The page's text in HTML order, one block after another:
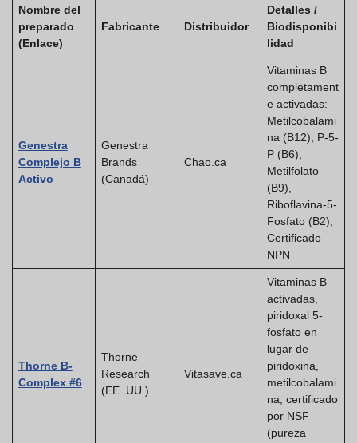
Nombre del
preparado
(Enlace)
Fabricante Distribuidor
Detalles /
Biodisponibi
lidad
Genestra
Complejo B
Activo
Genestra
Brands
(Canadá)
Chao.ca
Vitaminas B
completament
e activadas:
Metilcobalami
na (B12), P-5-
P (B6),
Metilfolato
(B9),
Riboflavina-5-
Fosfato (B2),
Certificado
NPN
Thorne B-
Complex #6
Thorne
Research
(EE. UU.)
Vitasave.ca
Vitaminas B
activadas,
piridoxal 5-
fosfato en
lugar de
piridoxina,
metilcobalami
na, certificado
por NSF
(pureza